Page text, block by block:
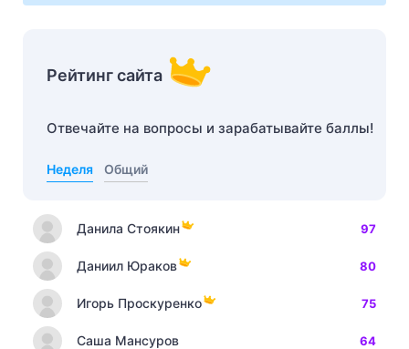
Рейтинг сайта
Отвечайте на вопросы и зарабатывайте баллы!
Неделя Общий
Данила Стоякин 97
Даниил Юраков 80
Игорь Проскуренко 75
Саша Мансуров 64